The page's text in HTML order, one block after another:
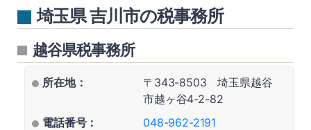
埼玉県 吉川市の税事務所
越谷県税事務所
所在地：
〒343-8503 埼玉県越谷
市越ヶ谷4-2-82
電話番号：
048-962-2191